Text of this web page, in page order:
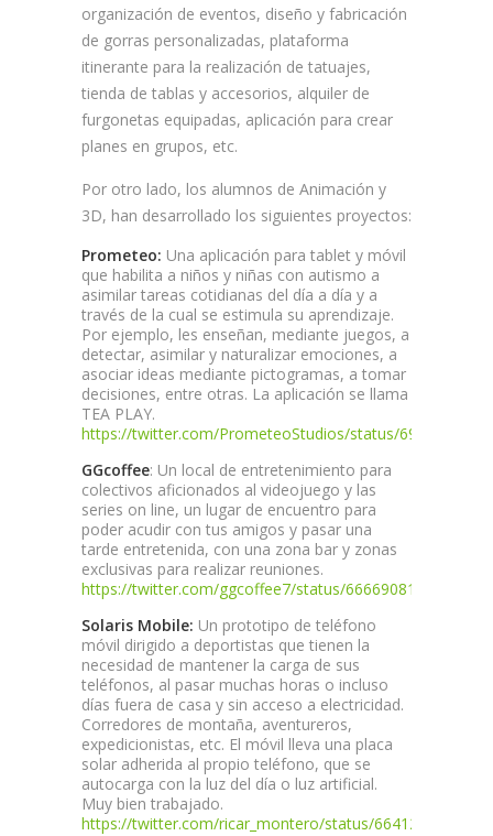
organización de eventos, diseño y fabricación
de gorras personalizadas, plataforma
itinerante para la realización de tatuajes,
tienda de tablas y accesorios, alquiler de
furgonetas equipadas, aplicación para crear
planes en grupos, etc.
Por otro lado, los alumnos de Animación y
3D, han desarrollado los siguientes proyectos:
Prometeo: Una aplicación para tablet y móvil
que habilita a niños y niñas con autismo a
asimilar tareas cotidianas del día a día y a
través de la cual se estimula su aprendizaje.
Por ejemplo, les enseñan, mediante juegos, a
detectar, asimilar y naturalizar emociones, a
asociar ideas mediante pictogramas, a tomar
decisiones, entre otras. La aplicación se llama
TEA PLAY.
https://twitter.com/PrometeoStudios/status/
GGcoffee: Un local de entretenimiento para
colectivos aficionados al videojuego y las
series on line, un lugar de encuentro para
poder acudir con tus amigos y pasar una
tarde entretenida, con una zona bar y zonas
exclusivas para realizar reuniones.
https://twitter.com/ggcoffee7/status/
Solaris Mobile: Un prototipo de teléfono
móvil dirigido a deportistas que tienen la
necesidad de mantener la carga de sus
teléfonos, al pasar muchas horas o incluso
días fuera de casa y sin acceso a electricidad.
Corredores de montaña, aventureros,
expedicionistas, etc. El móvil lleva una placa
solar adherida al propio teléfono, que se
autocarga con la luz del día o luz artificial.
Muy bien trabajado.
https://twitter.com/ricar_montero/status/